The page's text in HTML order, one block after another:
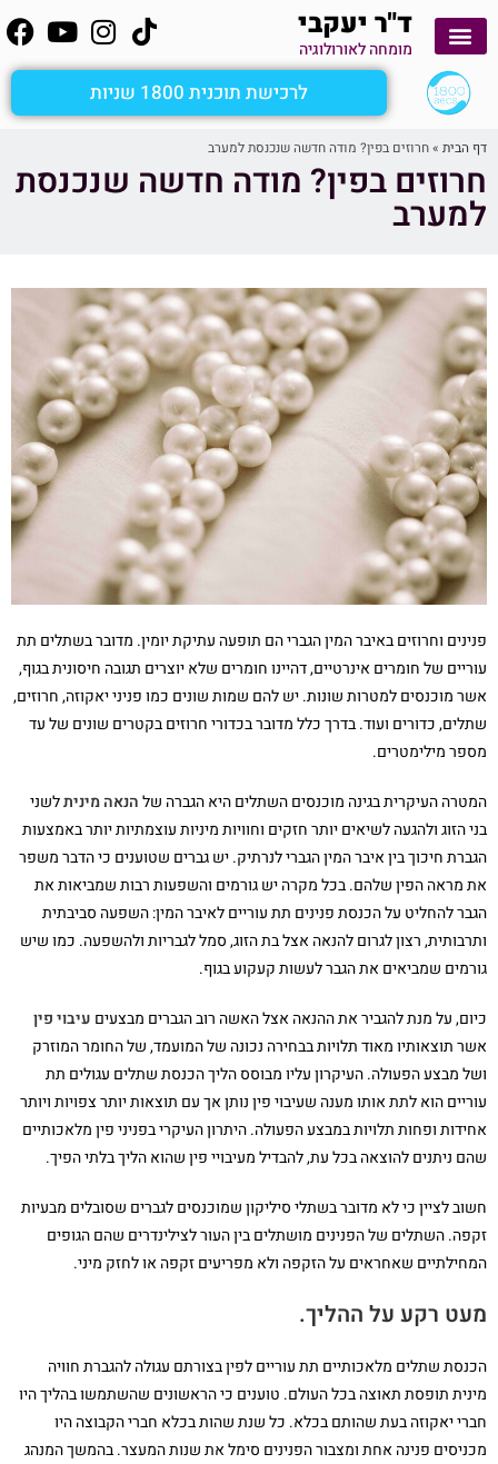
ד"ר יעקבי
מומחה לאורולוגיה
לרכישת תוכנית 1800 שניות
חרוזים בפין? מודה חדשה שנכנסת
למערב
דף הבית »חרוזים בפין? מודה חדשה שנכנסת למערב
פנינים וחרוזים באיבר המין הגברי הם תופעה עתיקת יומין. מדובר בשתלים תת
עוריים של חומרים אינרטיים, דהיינו חומרים שלא יוצרים תגובה חיסונית בגוף,
אשר מוכנסים למטרות שונות. יש להם שמות שונים כמו פניני יאקוזה, חרוזים,
שתלים, כדורים ועוד. בדרך כלל מדובר בכדורי חרוזים בקטרים שונים של עד
מספר מילימטרים.
המטרה העיקרית בגינה מוכנסים השתלים היא הגברה שלהנאה מיניתלשני
בני הזוג ולהגעה לשיאים יותר חזקים וחוויות מיניות עוצמתיות יותר באמצעות
הגברת חיכוך בין איבר המין הגברי לנרתיק. יש גברים שטוענים כי הדבר משפר
את מראה הפין שלהם. בכל מקרה יש גורמים והשפעות רבות שמביאות את
הגבר להחליט על הכנסת פנינים תת עוריים לאיבר המין: השפעה סביבתית
ותרבותית, רצון לגרום להנאה אצל בת הזוג, סמל לגבריות ולהשפעה. כמו שיש
גורמים שמביאים את הגבר לעשות קעקוע בגוף.
כיום, על מנת להגביר את ההנאה אצל האשה רוב הגברים מבצעים עיבוי פין
אשר תוצאותיו מאוד תלויות בבחירה נכונה של המועמד, של החומר המוזרק
ושל מבצע הפעולה. העיקרון עליו מבוסס הליך הכנסת שתלים עגולים תת
עוריים הוא לתת אותו מענה שעיבוי פין נותן אך עם תוצאות יותר צפויות ויותר
אחידות ופחות תלויות במבצע הפעולה. היתרון העיקרי בפניני פין מלאכותיים
שהם ניתנים להוצאה בכל עת, להבדיל מעיבויי פין שהוא הליך בלתי הפיך.
חשוב לציין כי לא מדובר בשתלי סיליקון שמוכנסים לגברים שסובלים מבעיות
זקפה. השתלים של הפנינים מושתלים בין העור לצילינדרים שהם הגופים
המחילתיים שאחראים על הזקפה ולא מפריעים זקפה או לחזק מיני.
מעט רקע על ההליך.
הכנסת שתלים מלאכותיים תת עוריים לפין בצורתם עגולה להגברת חוויה
מינית תופסת תאוצה בכל העולם. טוענים כי הראשונים שהשתמשו בהליך היו
חברי יאקוזה בעת שהותם בכלא. כל שנת שהות בכלא חברי הקבוצה היו
מכניסים פנינה אחת ומצבור הפנינים סימל את שנות המעצר. בהמשך המנהג